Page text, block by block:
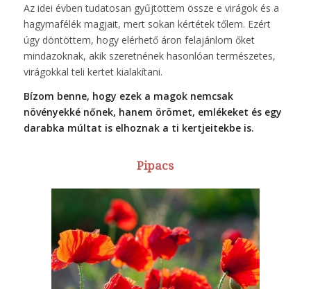
Az idei évben tudatosan gyűjtöttem össze e virágok és a
hagymafélék magjait, mert sokan kértétek tőlem. Ezért
úgy döntöttem, hogy elérhető áron felajánlom őket
mindazoknak, akik szeretnének hasonlóan természetes,
virágokkal teli kertet kialakítani.
Bízom benne, hogy ezek a magok nemcsak
növényekké nőnek, hanem örömet, emlékeket és egy
darabka múltat is elhoznak a ti kertjeitekbe is.
Pipacs